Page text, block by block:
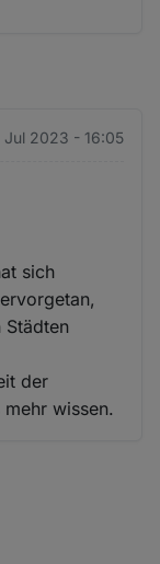
Jul 2023 - 16:05
sich
Städten
der
wissen.